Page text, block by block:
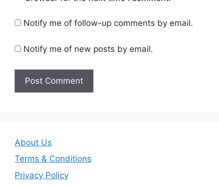
Notify me of follow-up comments by email.
Notify me of new posts by email.
About Us
Terms & Conditions
Privacy Policy